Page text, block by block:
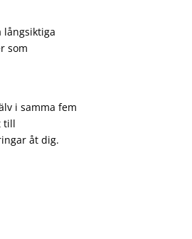
som
i samma fem
till
åt dig.